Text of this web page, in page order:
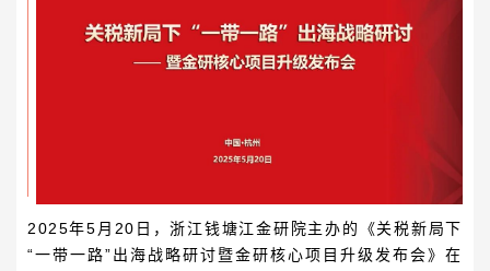
2025年5月20日，浙江钱塘江金研院主办的《关税新局下
“一带一路”出海战略研讨暨金研核心项目升级发布会》在